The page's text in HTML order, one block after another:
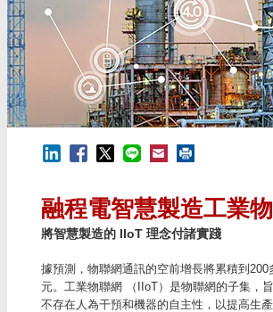
融程電智慧製造工業
將智慧製造的 IIoT 理念付諸實踐
據預測，物聯網通訊的空前增長將累積到
元。工業物聯網 （IIoT）是物聯網的子集，
不存在人為干預和機器的自主性，以提高生